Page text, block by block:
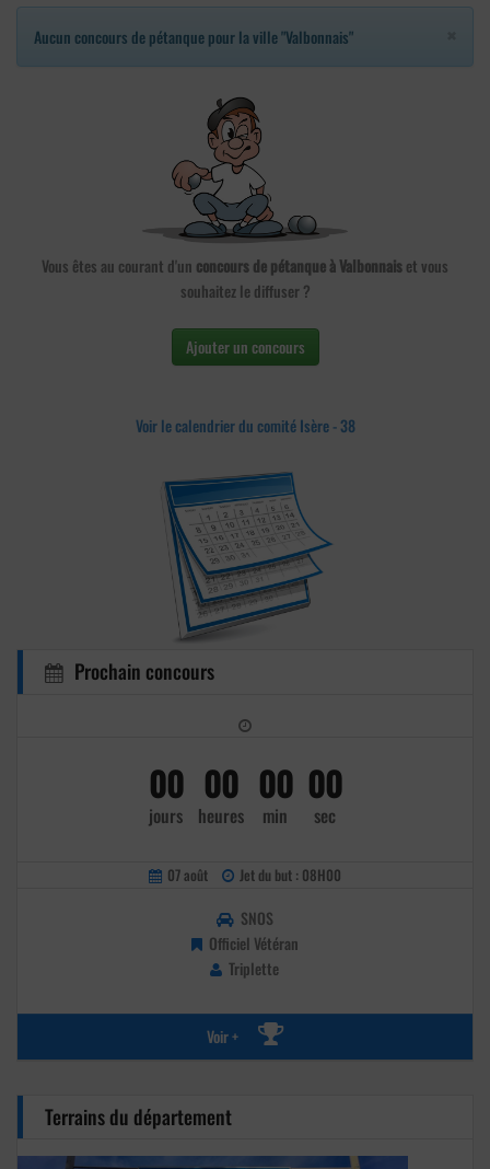
Aucun concours de pétanque pour la ville "Valbonnais"
Vous êtes au courant d'un concours de pétanque à Valbonnaiset vous
souhaitez le diffuser ?
Ajouter un concours
Voir le calendrier du comité Isère - 38
Prochain concours
00
jours
00
heures
00
min
00
sec
07 août Jet du but : 08H00
SNOS
Officiel Vétéran
Triplette
Voir +
Terrains du département